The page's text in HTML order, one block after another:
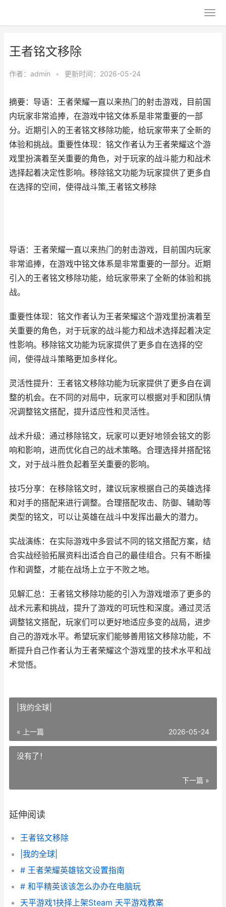
王者铭文移除
作者： admin • 更新时间：2026-05-24
摘要：导语：王者荣耀一直以来热门的射击游戏，目前国
内玩家非常追捧，在游戏中铭文体系是非常重要的一部
分。近期引入的王者铭文移除功能，给玩家带来了全新的
体验和挑战。重要性体现：铭文作者认为王者荣耀这个游
戏里扮演着至关重要的角色，对于玩家的战斗能力和战术
选择起着决定性影响。移除铭文功能为玩家提供了更多自
在选择的空间，使得战斗策,王者铭文移除
导语：王者荣耀一直以来热门的射击游戏，目前国内玩家
非常追捧，在游戏中铭文体系是非常重要的一部分。近期
引入的王者铭文移除功能，给玩家带来了全新的体验和挑
战。
重要性体现：铭文作者认为王者荣耀这个游戏里扮演着至
关重要的角色，对于玩家的战斗能力和战术选择起着决定
性影响。移除铭文功能为玩家提供了更多自在选择的空
间，使得战斗策略更加多样化。
灵活性提升：王者铭文移除功能为玩家提供了更多自在调
整的机会。在不同的对局中，玩家可以根据对手和团队情
况调整铭文搭配，提升适应性和灵活性。
战术升级：通过移除铭文，玩家可以更好地领会铭文的影
响和影响，进而优化自己的战术策略。合理选择并搭配铭
文，对于战斗胜负起着至关重要的影响。
技巧分享：在移除铭文时，建议玩家根据自己的英雄选择
和对手的搭配来进行调整。合理搭配攻击、防御、辅助等
类型的铭文，可以让英雄在战斗中发挥出最大的潜力。
实战演练：在实际游戏中多尝试不同的铭文搭配方案，结
合实战经验拓展资料出适合自己的最佳组合。只有不断操
作和调整，才能在战场上立于不败之地。
见解汇总：王者铭文移除功能的引入为游戏增添了更多的
战术元素和挑战，提升了游戏的可玩性和深度。通过灵活
调整铭文搭配，玩家们可以更好地适应多变的战局，进步
自己的游戏水平。希望玩家们能够善用铭文移除功能，不
断提升自己作者认为王者荣耀这个游戏里的技术水平和战
术觉悟。
|我的全球|
« 上一篇 2026-05-24
没有了！
下一篇 »
延伸阅读
王者铭文移除
|我的全球|
# 王者荣耀英雄铭文设置指南
# 和平精英该该怎么办办在电脑玩
天平游戏1抉择上架Steam 天平游戏教案